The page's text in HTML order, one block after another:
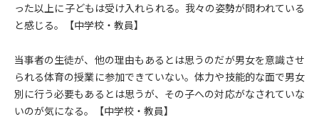
った以上に子どもは受け入れられる。我々の姿勢が問われている
と感じる。【中学校・教員】
当事者の生徒が、他の理由もあるとは思うのだが男女を意識させ
られる体育の授業に参加できていない。体力や技能的な面で男女
別に行う必要もあるとは思うが、その子への対応がなされていな
いのが気になる。【中学校・教員】